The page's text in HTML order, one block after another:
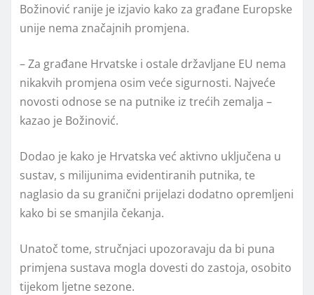
Božinović ranije je izjavio kako za građane Europske
unije nema značajnih promjena.
– Za građane Hrvatske i ostale državljane EU nema
nikakvih promjena osim veće sigurnosti. Najveće
novosti odnose se na putnike iz trećih zemalja –
kazao je Božinović.
Dodao je kako je Hrvatska već aktivno uključena u
sustav, s milijunima evidentiranih putnika, te
naglasio da su granični prijelazi dodatno opremljeni
kako bi se smanjila čekanja.
Unatoč tome, stručnjaci upozoravaju da bi puna
primjena sustava mogla dovesti do zastoja, osobito
tijekom ljetne sezone.